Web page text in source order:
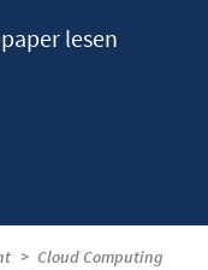
lesen
Cloud Computing